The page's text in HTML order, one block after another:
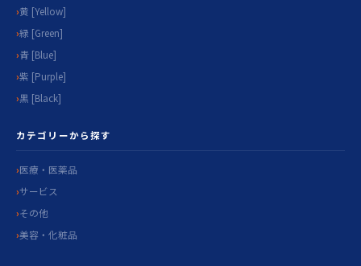
黄 [Yellow]
緑 [Green]
青 [Blue]
紫 [Purple]
黒 [Black]
カテゴリーから探す
医療・医薬品
サービス
その他
美容・化粧品